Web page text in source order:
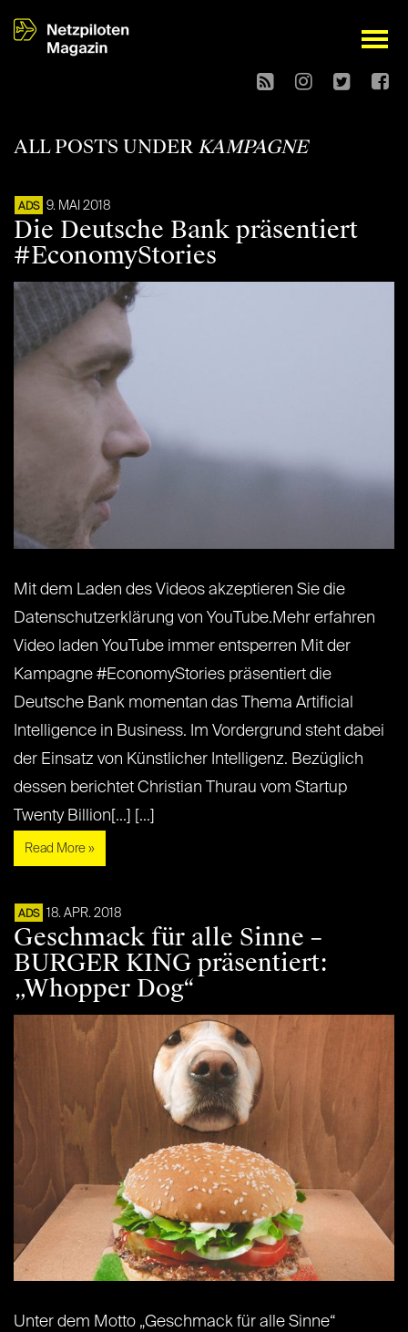
open
ALL POSTS UNDER KAMPAGNE
ADS 9. MAI 2018
Die Deutsche Bank präsentiert
#EconomyStories
Mit dem Laden des Videos akzeptieren Sie die
Datenschutzerklärung von YouTube.Mehr erfahren
Video laden YouTube immer entsperren Mit der
Kampagne #EconomyStories präsentiert die
Deutsche Bank momentan das Thema Artificial
Intelligence in Business. Im Vordergrund steht dabei
der Einsatz von Künstlicher Intelligenz. Bezüglich
dessen berichtet Christian Thurau vom Startup
Twenty Billion[...] [...]
Read More »
ADS 18. APR. 2018
Geschmack für alle Sinne –
BURGER KING präsentiert:
„Whopper Dog“
Unter dem Motto „Geschmack für alle Sinne“